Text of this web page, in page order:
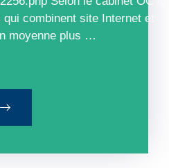
­combinent site Internet et
moyenne plus …